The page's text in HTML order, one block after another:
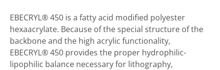
EBECRYL® 450 is a fatty acid modified polyester
hexaacrylate. Because of the special structure of the
backbone and the high acrylic functionality,
EBECRYL® 450 provides the proper hydrophilic-
lipophilic balance necessary for lithography,